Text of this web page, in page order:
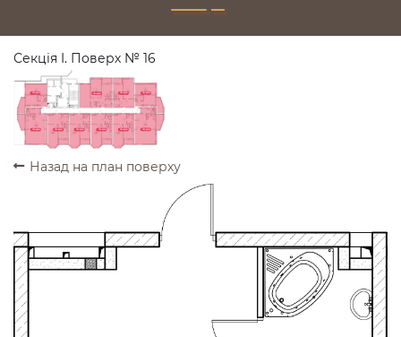
Секція I. Поверх № 16
ПРОДАНО ПРОДАНО ПРОДАНО
ПРОДАНО
ПРОДАНО
ПРОДАНО
ПРОДАНО
ПРОДАНО
ПРОДАНО
ПРОДАНО
Назад на план поверху